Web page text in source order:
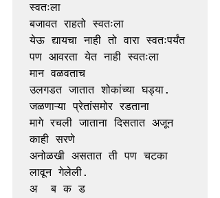
स्वतःला
बजावत राहतो स्वतःला
येऊ द्यायचा नाही तो वारा स्वतःपर्यंत
पण आवरता येत नाही स्वतःला
मान वळवताच
उलगडत जातात शोकांच्या घड्या.
जळणाऱ्या प्रेतांसमोर रडताना
मागे रचली जाताना दिसतात अजून
काही सरणे
अनोळखी असतात ती पण चटका
लावून गेलेली.
अ  ब क ड